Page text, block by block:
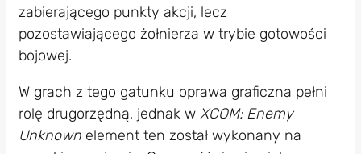
zabierającego punkty akcji, lecz
pozostawiającego żołnierza w trybie gotowości
bojowej.
W grach z tego gatunku oprawa graficzna pełni
rolę drugorzędną, jednak w XCOM: Enemy
Unknownelement ten został wykonany na